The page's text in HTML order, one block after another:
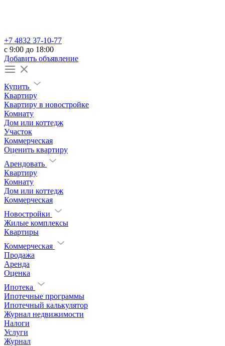
+7 4832 37-10-77
c 9:00 до 18:00
Добавить объявление
Купить
Квартиру
Квартиру в новостройке
Комнату
Дом или коттедж
Участок
Коммерческая
Оценить квартиру
Арендовать
Квартиру
Комнату
Дом или коттедж
Коммерческая
Новостройки
Жилые комплексы
Квартиры
Коммерческая
Продажа
Аренда
Оценка
Ипотека
Ипотечные программы
Ипотечный калькулятор
Журнал недвижимости
Налоги
Услуги
Журнал